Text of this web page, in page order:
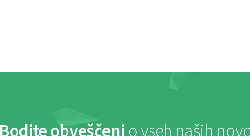
Bodite obveščeni o vseh naših